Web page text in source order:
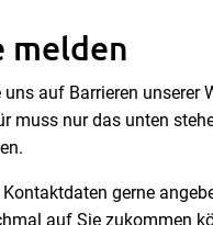
melden
uns auf Barrieren unserer
muss nur das unten
gerne
auf Sie zukommen